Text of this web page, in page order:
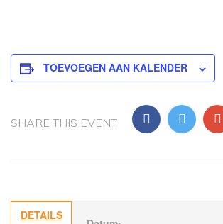
TOEVOEGEN AAN KALENDER
SHARE THIS EVENT
DETAILS